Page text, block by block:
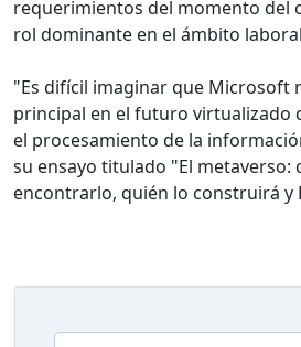
requerimientos del momento del
rol dominante en el ámbito
"Es difícil imaginar que Microsoft
principal en el futuro virtualizado
el procesamiento de la
su ensayo titulado "El metaverso:
encontrarlo, quién lo construirá y